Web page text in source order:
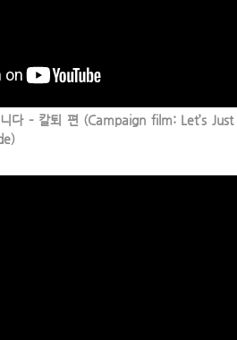
다 – 칼퇴 편 (Campaign film: Let’s Just